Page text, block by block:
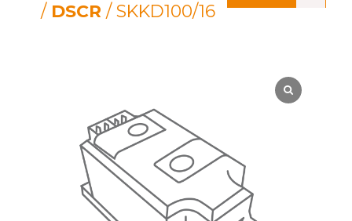
/ DSCR / SKKD100/16